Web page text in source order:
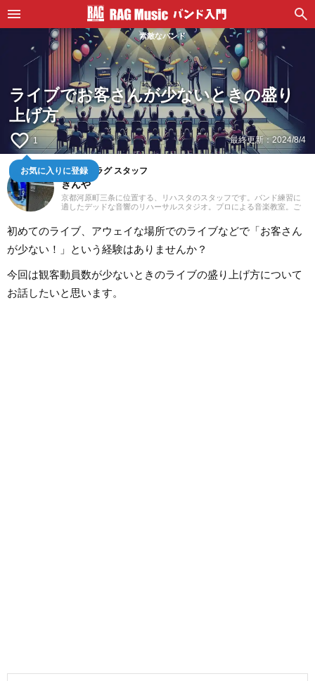
素敵なバンド
ライブでお客さんが少ないときの盛り
上げ方
favorite_border 1
お気に入りに登録
最終更新：2024/8/4
スタジオラグ スタッフ
きんや
京都河原町三条に位置する、リハスタのスタッフです。バンド練習に
適したデッドな音響のリハーサルスタジオ。プロによる音楽教室。ご
ジオラグらしさ」を追求してまいります。
初めてのライブ、アウェイな場所でのライブなどで「お客さん
が少ない！」という経験はありませんか？
今回は観客動員数が少ないときのライブの盛り上げ方について
お話したいと思います。